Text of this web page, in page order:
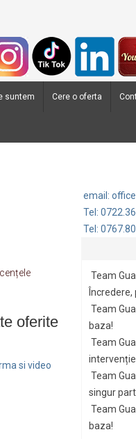
suntem Cere o oferta
oferite
si video
email:
Tel:
Tel:
Team
Încredere,
Team
baza!
Team
Team
singur
Team
baza!